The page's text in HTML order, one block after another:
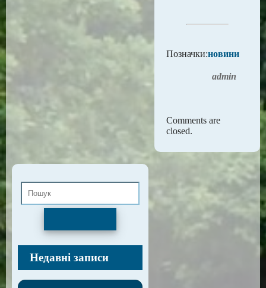
Позначки:новини
admin
Comments are
closed.
Недавні записи